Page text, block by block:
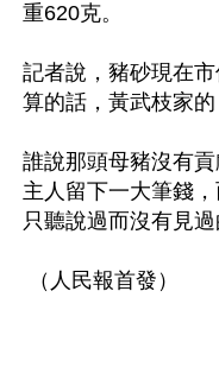
重620克。
記者說，豬砂現在
算的話，黃武枝家的
誰說那頭母豬沒有
主人留下一大筆錢
只聽說過而沒有見